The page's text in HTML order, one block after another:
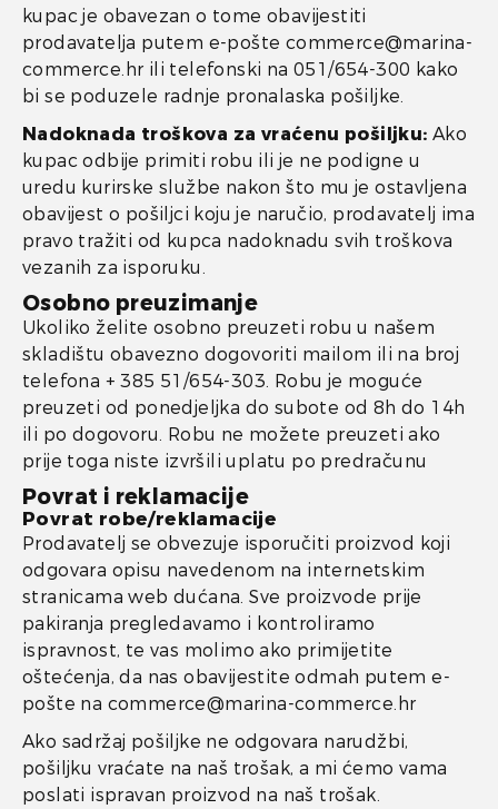
kupac je obavezan o tome obavijestiti
prodavatelja putem e-pošte commerce@marina-
commerce.hr ili telefonski na 051/654-300 kako
bi se poduzele radnje pronalaska pošiljke.
Nadoknada troškova za vraćenu pošiljku: Ako
kupac odbije primiti robu ili je ne podigne u
uredu kurirske službe nakon što mu je ostavljena
obavijest o pošiljci koju je naručio, prodavatelj ima
pravo tražiti od kupca nadoknadu svih troškova
vezanih za isporuku.
Osobno preuzimanje
Ukoliko želite osobno preuzeti robu u našem
skladištu obavezno dogovoriti mailom ili na broj
telefona + 385 51/654-303. Robu je moguće
preuzeti od ponedjeljka do subote od 8h do 14h
ili po dogovoru. Robu ne možete preuzeti ako
prije toga niste izvršili uplatu po predračunu
Povrat i reklamacije
Povrat robe/reklamacije
Prodavatelj se obvezuje isporučiti proizvod koji
odgovara opisu navedenom na internetskim
stranicama web dućana. Sve proizvode prije
pakiranja pregledavamo i kontroliramo
ispravnost, te vas molimo ako primijetite
oštećenja, da nas obavijestite odmah putem e-
pošte na commerce@marina-commerce.hr
Ako sadržaj pošiljke ne odgovara narudžbi,
pošiljku vraćate na naš trošak, a mi ćemo vama
poslati ispravan proizvod na naš trošak.